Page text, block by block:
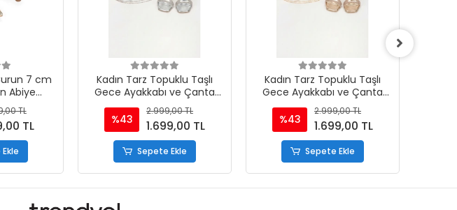
7 cm
Abiye
TL
TL
Kadın Tarz Topuklu Taşlı
Gece Ayakkabı ve Çanta
Takımı Gümüş
%43
2.999,00 TL
1.699,00 TL
Sepete Ekle
Kadın Tarz Topuklu Taşlı
Gece Ayakkabı ve Çanta
Takımı Altın
%43
2.999,00 TL
1.699,00 TL
Sepete Ekle